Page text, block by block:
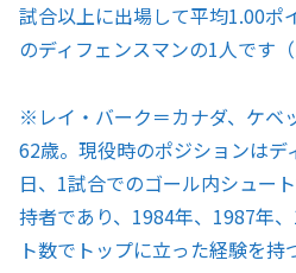
試合以上に出場して平均1.00ポ
のディフェンスマンの1人です（
※ レイ・バーク＝カナダ、ケベ
62歳。現役時のポジションは
日、1試合でのゴール内シュー
持者であり、1984年、1987年
ト数でトップに立った経験を持